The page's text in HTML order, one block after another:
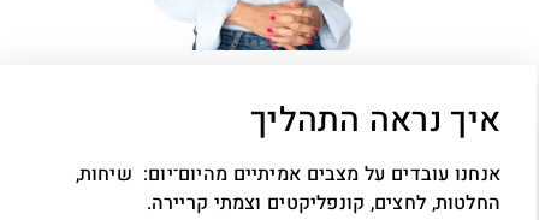
איך נראה התהליך
אנחנו עובדים על מצבים אמיתיים מהיום־יום: שיחות,
החלטות, לחצים, קונפליקטים וצמתי קריירה.